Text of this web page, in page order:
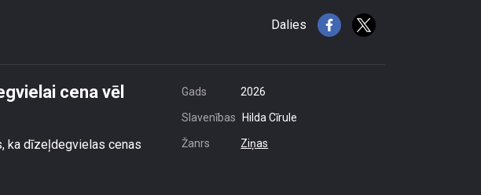
Dalies
cena vēl
ka dīzeļdegvielas cenas
Gads 2026
Slavenības Hilda Cīrule
Žanrs Ziņas